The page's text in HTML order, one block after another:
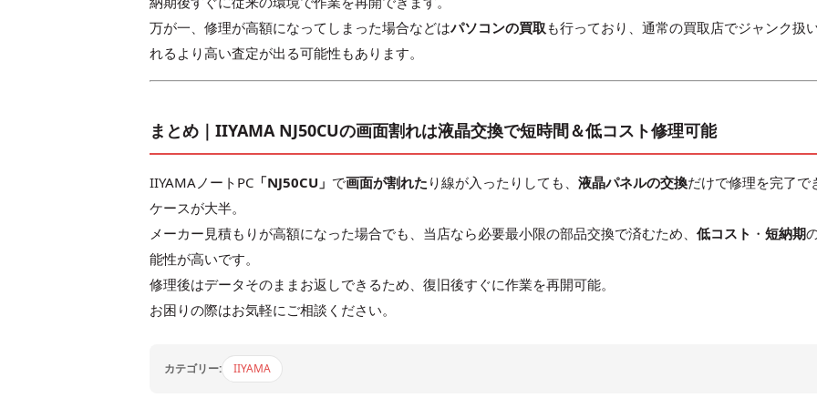
万が一、修理が高額になってしまった場合などはパソコンの買取 も行っており、通常の買取店でジャンク扱
れるより高い査定が出る可能性もあります。
まとめ｜IIYAMA NJ50CUの画面割れは液晶交換で短時間＆低コスト修理可能
IIYAMAノートPC 「NJ50CU」 で画面が割れた り線が入ったりしても、 液晶パネルの交換だけで修理を完了で
ケースが大半。
メーカー見積もりが高額になった場合でも、当店なら必要最小限の部品交換で済むため、 低コスト ・ 短納期
能性が高いです。
修理後はデータそのままお返しできるため、復旧後すぐに作業を再開可能。
お困りの際はお気軽にご相談ください。
カテゴリー: IIYAMA